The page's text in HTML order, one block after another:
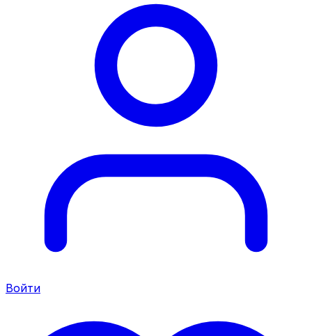
Войти